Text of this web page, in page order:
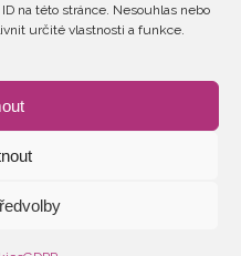
na této stránce. Nesouhlas nebo
určité vlastnosti a funkce.
energetice